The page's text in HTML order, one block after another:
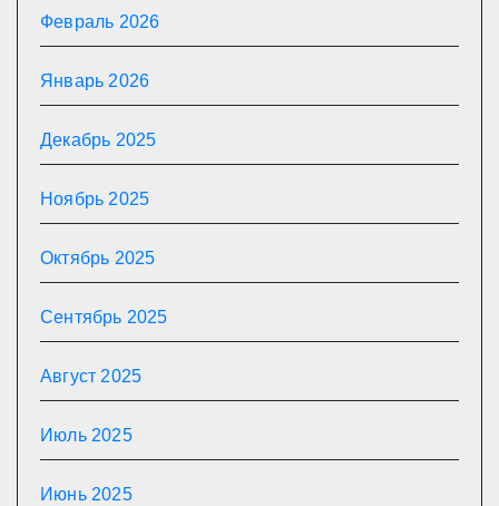
Февраль 2026
Январь 2026
Декабрь 2025
Ноябрь 2025
Октябрь 2025
Сентябрь 2025
Август 2025
Июль 2025
Июнь 2025